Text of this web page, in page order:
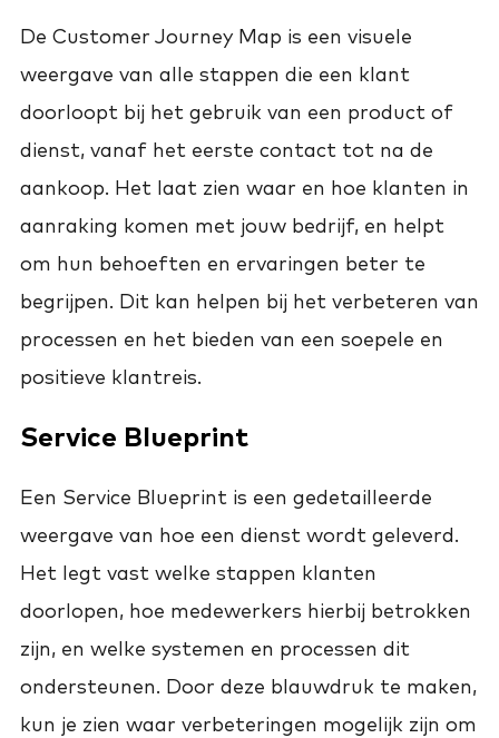
De Customer Journey Map is een visuele
weergave van alle stappen die een klant
doorloopt bij het gebruik van een product of
dienst, vanaf het eerste contact tot na de
aankoop. Het laat zien waar en hoe klanten in
aanraking komen met jouw bedrijf, en helpt
om hun behoeften en ervaringen beter te
begrijpen. Dit kan helpen bij het verbeteren van
processen en het bieden van een soepele en
positieve klantreis.
Service Blueprint
Een Service Blueprint is een gedetailleerde
weergave van hoe een dienst wordt geleverd.
Het legt vast welke stappen klanten
doorlopen, hoe medewerkers hierbij betrokken
zijn, en welke systemen en processen dit
ondersteunen. Door deze blauwdruk te maken,
kun je zien waar verbeteringen mogelijk zijn om